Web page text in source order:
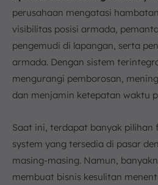
2. Manajemen Perawatan
3. Pelaporan dan Analitik
4. Pemantauan Kinerja
5. Optimalisasi Rute
6. Manajemen Bahan Bakar
7. Integrasi dengan Sistem
1. Minimnya Pengawasan
2. Pengelolaan Armada
3. Keterbatasan Data untuk
Keputusan
perusahaan mengatasi
visibilitas posisi armada,
pengemudi di lapangan, serta
armada. Dengan sistem
mengurangi pemborosan,
dan menjamin ketepatan waktu
Saat ini, terdapat banyak pilihan
system yang tersedia di pasar
masing-masing. Namun,
membuat bisnis kesulitan